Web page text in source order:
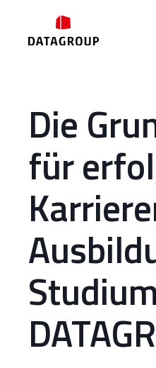
Die
für